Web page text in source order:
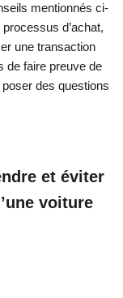
mentionnés ci-
d’achat,
une transaction
de faire preuve de
des questions
et éviter
voiture